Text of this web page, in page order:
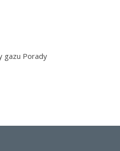
gazu Porady